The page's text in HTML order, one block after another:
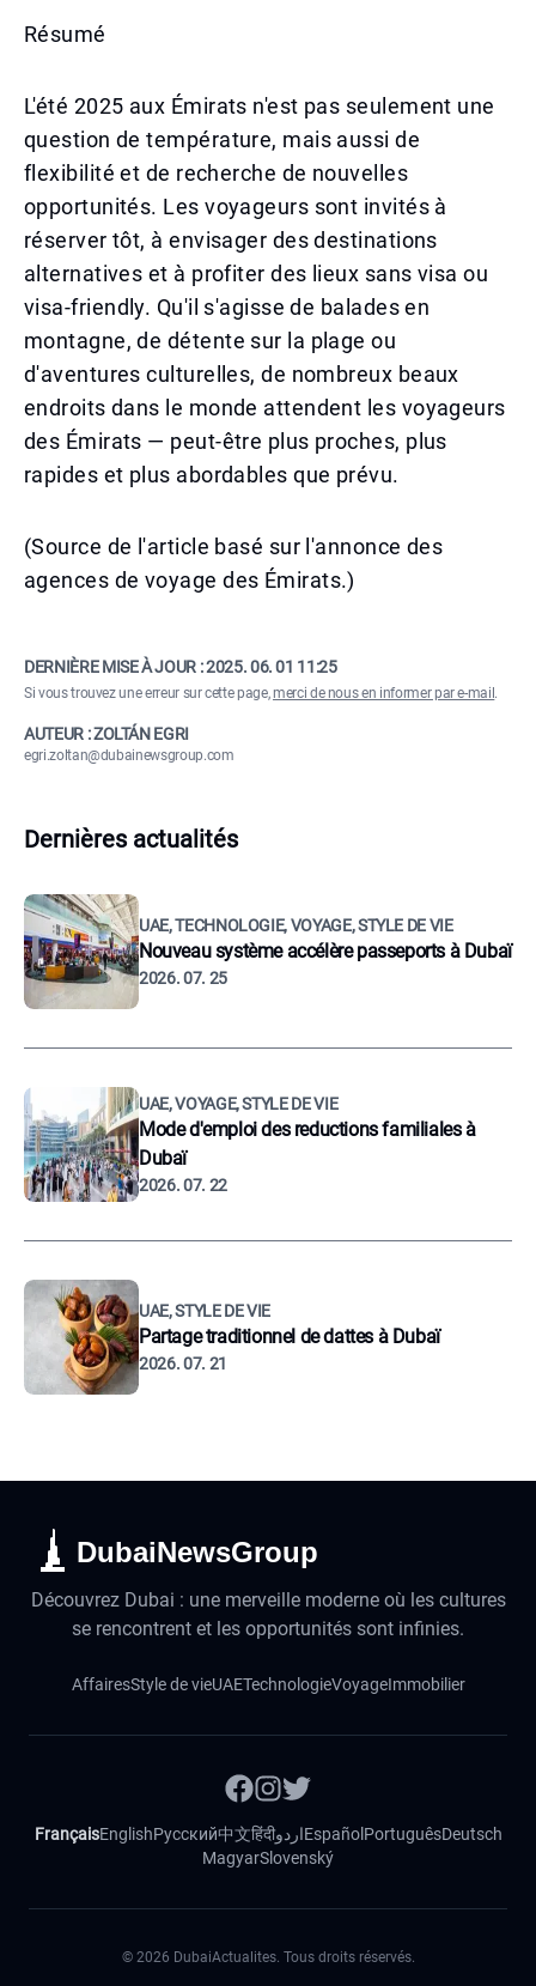
Résumé
L'été 2025 aux Émirats n'est pas seulement une
question de température, mais aussi de
flexibilité et de recherche de nouvelles
opportunités. Les voyageurs sont invités à
réserver tôt, à envisager des destinations
alternatives et à profiter des lieux sans visa ou
visa-friendly. Qu'il s'agisse de balades en
montagne, de détente sur la plage ou
d'aventures culturelles, de nombreux beaux
endroits dans le monde attendent les voyageurs
des Émirats — peut-être plus proches, plus
rapides et plus abordables que prévu.
(Source de l'article basé sur l'annonce des
agences de voyage des Émirats.)
DERNIÈRE MISE À JOUR :2025. 06. 01 11:25
Si vous trouvez une erreur sur cette page,merci de nous en informer par e-mail .
AUTEUR : ZOLTÁN EGRI
egri.zoltan@dubainewsgroup.com
Dernières actualités
UAE, TECHNOLOGIE, VOYAGE, STYLE DE VIE
Nouveau système accélère passeports à Dubaï
2026. 07. 25
UAE, VOYAGE, STYLE DE VIE
Mode d'emploi des reductions familiales à
Dubaï
2026. 07. 22
UAE, STYLE DE VIE
Partage traditionnel de dattes à Dubaï
2026. 07. 21
DubaiNewsGroup
Découvrez Dubai : une merveille moderne où les cultures
se rencontrent et les opportunités sont infinies.
AffairesStyle de vieUAETechnologieVoyageImmobilier
FrançaisEnglishРусский中文हिंदीاردوEspañol PortuguêsDeutsch
MagyarSlovenský
© 2026 DubaiActualites. Tous droits réservés.